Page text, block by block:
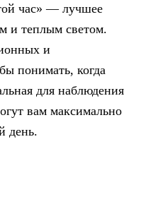
час» — лучшее
и теплым светом.
и
понимать, когда
для наблюдения
вам максимально
день.